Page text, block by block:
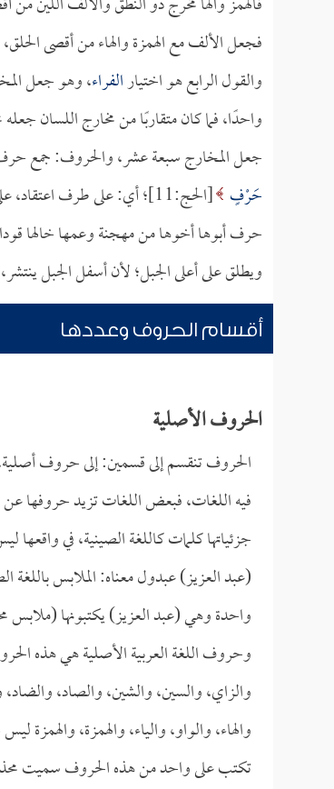
فجعل الألف مع الهمزة والهاء من أقصى
والقول الرابع هو اختيارالفراء، وهو جعل
واحدًا، فما كان متقاربًا من مخارج اللسان
جعل المخارج سبعة عشر، والحروف: جمع
حَرْفٍ [الحج:11]؛ أي: على طرف اعتقاد، على طرف قناعة، ويطلق على الضامر من الحيوان، ومنه قول
حرف أبوها أخوها من مهجنة وعمها خالها
ويطلق على أعلى الجبل؛ لأن أسفل الجبل
أقسام الحروف وعددها
الحروف الأصلية
الحروف تنقسم إلى قسمين: إلى حروف
فيه اللغات، فبعض اللغات تزيد حروفها
جزئياتها كلمات كاللغة الصينية، في
(عبد العزيز) عبدول معناه: الملابس باللغة
واحدة وهي (عبد العزيز) يكتبونها (ملابس
وحروف اللغة العربية الأصلية هي هذه
والزاي، والسين، والشين، والصاد، والضاد،
والهاء، والواو، والياء، والهمزة، والهمزة
تكتب على واحد من هذه الحروف سميت